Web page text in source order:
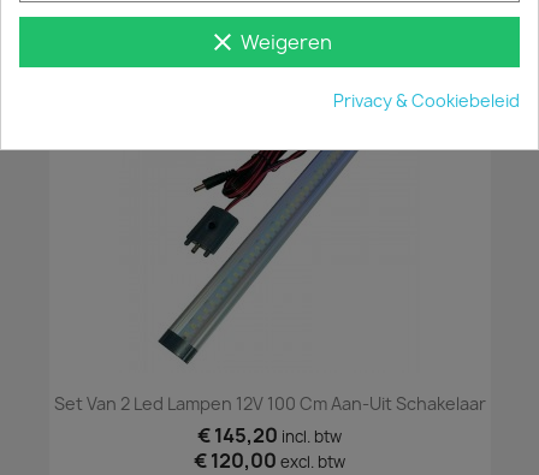
JE BENT MISSCHIEN OOK GEÏNTERESSEERD IN
Set Van 2 Led Lampen 12V 100 Cm Aan-Uit Schakelaar
€ 145,20 incl. btw
€ 120,00 excl. btw
clear Weigeren
Privacy & Cookiebeleid